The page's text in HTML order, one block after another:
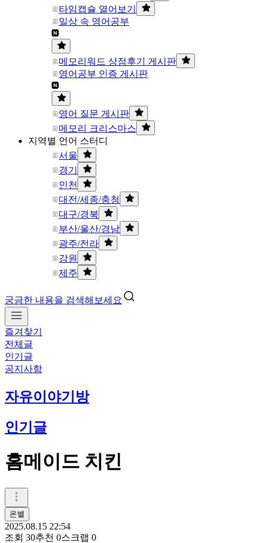
타임캡슐 열어보기
일상 속 영어공부
메모리워드 상점후기 게시판
영어공부 인증 게시판
영어 질문 게시판
메모리 크리스마스
지역별 언어 스터디
서울
경기
인천
대전/세종/충청
대구/경북
부산/울산/경남
광주/전라
강원
제주
궁금한 내용을 검색해보세요
즐겨찾기
전체글
인기글
공지사항
자유이야기방
인기글
홈메이드 치킨
온별
2025.08.15 22:54
조회 30추천 0스크랩 0